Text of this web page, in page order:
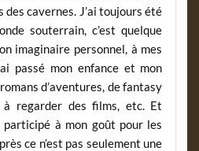
des cavernes. J’ai toujours été
souterrain, c’est quelque
imaginaire personnel, à mes
passé mon enfance et mon
d’aventures, de fantasy
à regarder des films, etc. Et
à mon goût pour les
ce n’est pas seulement une